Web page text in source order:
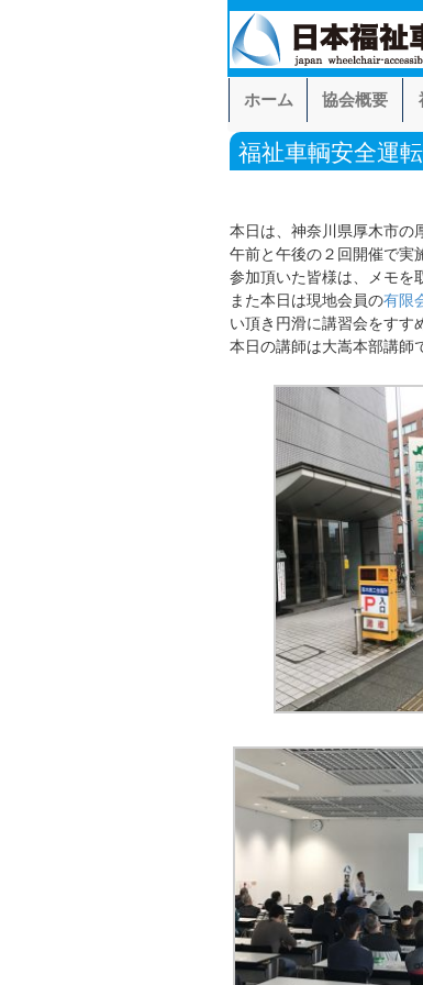
ホーム 協会概要
福祉車輌安全運
本日は、神奈川県厚木市の
午前と午後の２回開催で実
参加頂いた皆様は、メモを
また本日は現地会員の有限
い頂き円滑に講習会をすす
本日の講師は大嵩本部講師